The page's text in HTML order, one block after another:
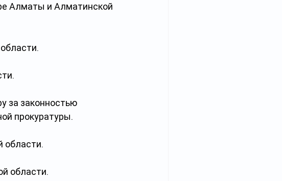
Алматы и Алматинской
за законностью
прокуратуры.
области.
области.